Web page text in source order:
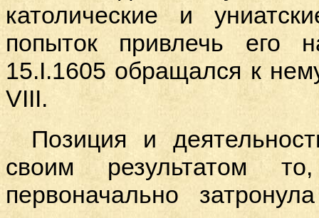
католические и
попыток привлечь его
15.I.1605 обращался к
VIII.
Позиция и
своим результатом
первоначально